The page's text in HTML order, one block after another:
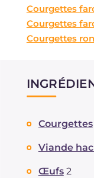
Courgettes
Courgettes
Courgettes
Courgettes
Viande
Œufs 2